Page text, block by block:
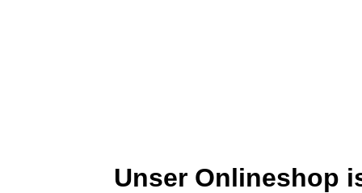
Unser Onlineshop